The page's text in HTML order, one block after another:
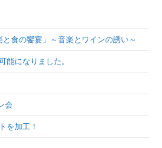
食の饗宴」～音楽とワインの誘い～
能になりました。
会
を加工！